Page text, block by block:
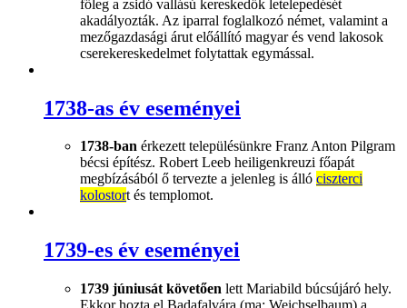
főleg a zsidó vallású kereskedők letelepedését
akadályozták. Az iparral foglalkozó német, valamint a
mezőgazdasági árut előállító magyar és vend lakosok
cserekereskedelmet folytattak egymással.
1738-as év eseményei
1738-ban érkezett településünkre Franz Anton Pilgram
bécsi építész. Robert Leeb heiligenkreuzi főapát
megbízásából ő tervezte a jelenleg is álló ciszterci
kolostort és templomot.
1739-es év eseményei
1739 júniusát követően lett Mariabild búcsújáró hely.